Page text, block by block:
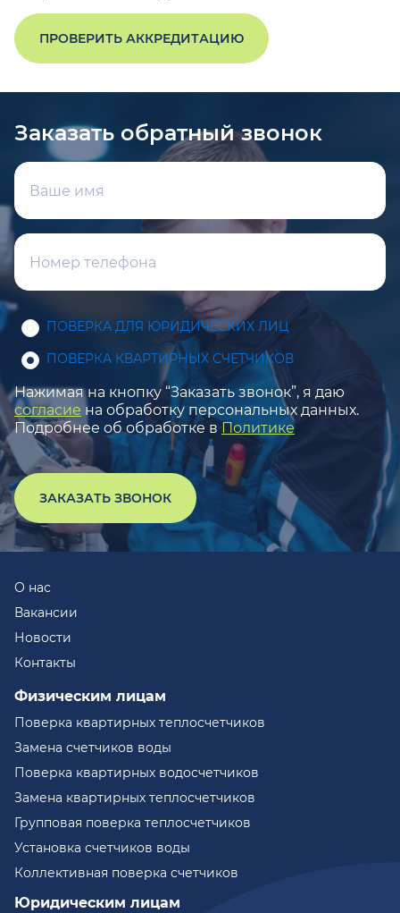
ПРОВЕРИТЬ АККРЕДИТАЦИЮ
Заказать обратный звонок
ПОВЕРКА ДЛЯ ЮРИДИЧЕСКИХ ЛИЦ
ПОВЕРКА КВАРТИРНЫХ СЧЕТЧИКОВ
Нажимая на кнопку “Заказать звонок”, я даю
согласие на обработку персональных данных.
Подробнее об обработке в Политике
ЗАКАЗАТЬ ЗВОНОК
О нас
Вакансии
Новости
Контакты
Физическим лицам
Поверка квартирных теплосчетчиков
Замена счетчиков воды
Поверка квартирных водосчетчиков
Замена квартирных теплосчетчиков
Групповая поверка теплосчетчиков
Установка счетчиков воды
Коллективная поверка счетчиков
Юридическим лицам